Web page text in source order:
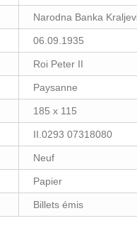
Narodna Banka
06.09.1935
Roi Peter II
Paysanne
185 x 115
II.0293 07318080
Neuf
Papier
Billets émis